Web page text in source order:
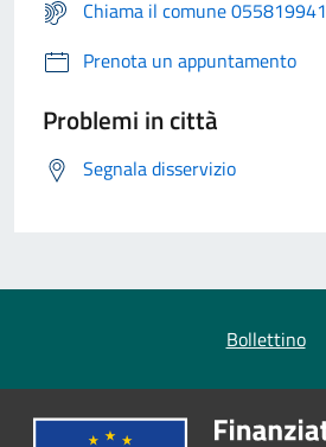
Chiama il comune 055819941
Prenota un appuntamento
Problemi in città
Segnala disservizio
Bollettino